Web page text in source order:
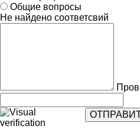
Общие вопросы
Не найдено соответсвий